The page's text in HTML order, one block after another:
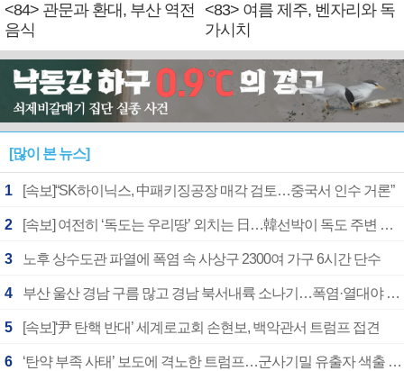
<84> 관문과 환대, 부산 역전
음식
<83> 여름 제주, 벤자리와 독
가시치
[많이 본 뉴스]
1 [속보]“SK하이닉스, 中패키징공장 매각 검토…중국서 인수 거론”
2 [속보] 여전히 ‘독도는 우리땅’ 외치는 日…韓선박이 독도 주변 해양조사 활동하자 반발
3 노후 상수도관 파열에 폭염 속 사상구 2300여 가구 6시간 단수
4 부산 울산 경남 구름 많고 경남 북서내륙 소나기…폭염·열대야 계속
5 [속보]‘尹 탄핵 반대’ 세계로교회 손현보, 백악관서 트럼프 접견
6 ‘탄약 부족 사태’ 보도에 격노한 트럼프…군사기밀 유출자 색출 지시